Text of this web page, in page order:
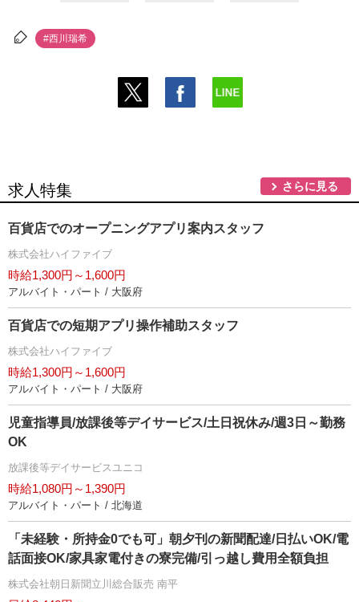
#西川瑞希
求人特集 さらに見る
百貨店でのオープニングアプリ案内スタッフ
株式会社ハイファイブ
時給1,300円～1,600円
アルバイト・パート / 大阪府
百貨店での短期アプリ操作補助スタッフ
株式会社ハイファイブ
時給1,300円～1,600円
アルバイト・パート / 大阪府
児童指導員/放課後等デイサービス/土日祝休み/週3日～勤務
OK
放課後等デイサービスユニコ
時給1,080円～1,390円
アルバイト・パート / 北海道
「未経験・所持金0でも可」朝夕刊の新聞配達/日払いOK/電
話面接OK/家具家電付きの寮完備/引っ越し費用全額負担
株式会社朝日新聞立川総合販売 南平